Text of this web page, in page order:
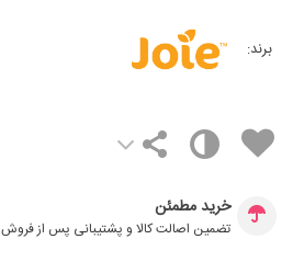
برند:
خرید مطمئن
تضمین اصالت کالا و پشتیبانی پس از فروش